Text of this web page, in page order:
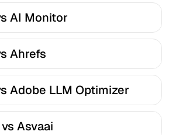
AI Monitor
Ahrefs
Adobe LLM Optimizer
Asvaai